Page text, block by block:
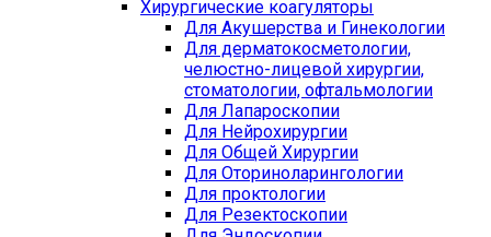
Хирургические коагуляторы
Для Акушерства и Гинекологии
Для дерматокосметологии,
челюстно-лицевой хирургии,
стоматологии, офтальмологии
Для Лапароскопии
Для Нейрохирургии
Для Общей Хирургии
Для Оториноларингологии
Для проктологии
Для Резектоскопии